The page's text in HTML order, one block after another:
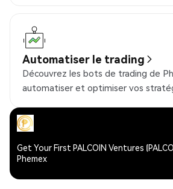
Automatiser le trading
Découvrez les bots de trading de
automatiser et optimiser vos
Get Your First PALCOIN Ventures
Phemex